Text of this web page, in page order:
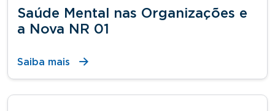
Saúde Mental nas Organizações e
a Nova NR 01
Saiba mais